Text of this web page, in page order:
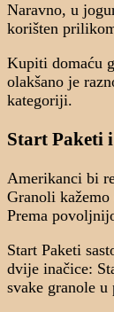
Naravno, u
korišten
Kupiti domaću
olakšano je
kategoriji.
Start Paketi
Amerikanci bi
Granoli
Prema
Start Paketi
dvije inačice:
svake granole